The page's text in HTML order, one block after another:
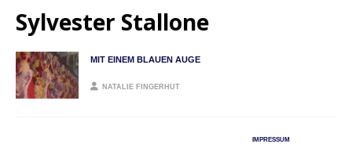
Sylvester Stallone
MIT EINEM BLAUEN AUGE
NATALIE FINGERHUT
IMPRESSUM